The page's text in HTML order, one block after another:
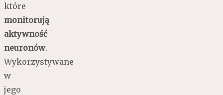
które
monitorują
aktywność
neuronów.
Wykorzystywane
w
jego